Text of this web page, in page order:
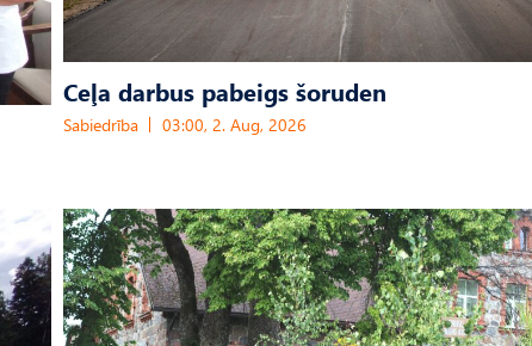
Ceļa darbus pabeigs šoruden
Sabiedrība 03:00, 2. Aug, 2026